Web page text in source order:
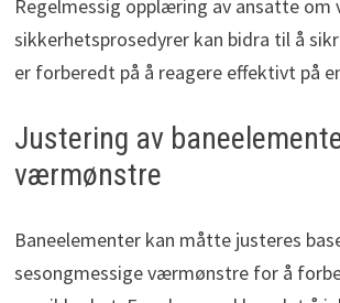
Regelmessig opplæring av ansatte om
sikkerhetsprosedyrer kan bidra til å
er forberedt på å reagere effektivt på
Justering av
værmønstre
Baneelementer kan måtte justeres
sesongmessige værmønstre for å